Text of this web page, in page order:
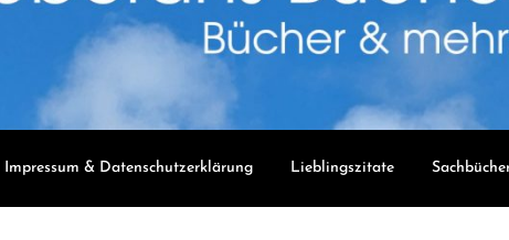
Impressum & Datenschutzerklärung Lieblingszitate